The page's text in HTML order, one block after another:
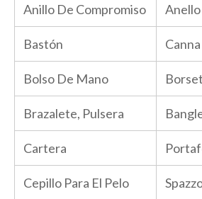
Anillo De Compromiso
Bastón Canna
Bolso De Mano
Brazalete, Pulsera
Cartera
Cepillo Para El Pelo